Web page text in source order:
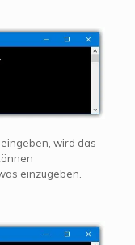
wird das
einzugeben.